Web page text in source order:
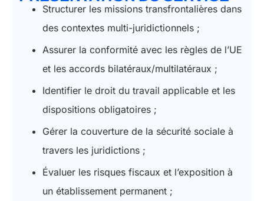
Structurer les missions transfrontalières dans
des contextes multi-juridictionnels ;
Assurer la conformité avec les règles de l’UE
et les accords bilatéraux/multilatéraux ;
Identifier le droit du travail applicable et les
dispositions obligatoires ;
Gérer la couverture de la sécurité sociale à
travers les juridictions ;
Évaluer les risques fiscaux et l’exposition à
un établissement permanent ;